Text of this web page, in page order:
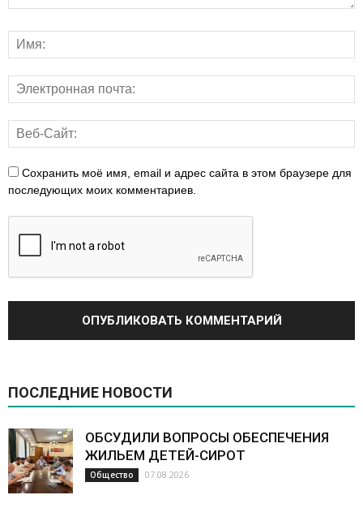
Сохранить моё имя, email и адрес сайта в этом браузере для
последующих моих комментариев.
ПОСЛЕДНИЕ НОВОСТИ
ОБСУДИЛИ ВОПРОСЫ ОБЕСПЕЧЕНИЯ
ЖИЛЬЕМ ДЕТЕЙ-СИРОТ
Общество 07.08.2026